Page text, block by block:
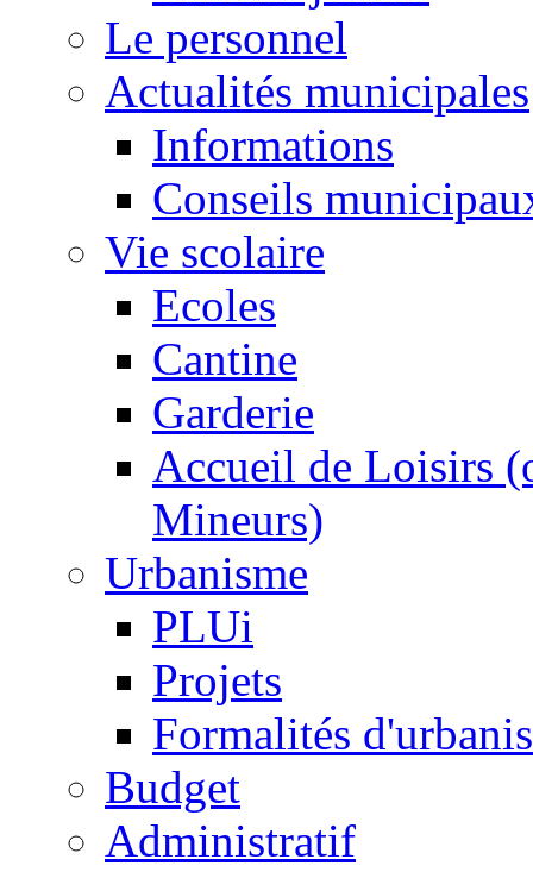
Le personnel
Actualités municipales
Informations
Conseils
Vie scolaire
Ecoles
Cantine
Garderie
Accueil de Loisirs
Mineurs)
Urbanisme
PLUi
Projets
Formalités
Budget
Administratif